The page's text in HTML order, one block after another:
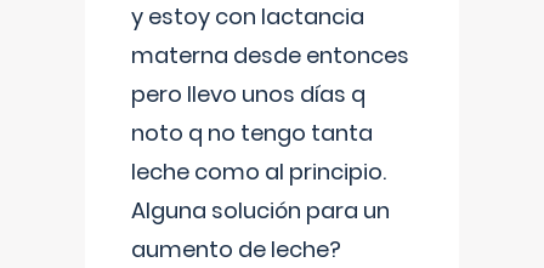
y estoy con lactancia
materna desde entonces
pero llevo unos días q
noto q no tengo tanta
leche como al principio.
Alguna solución para un
aumento de leche?